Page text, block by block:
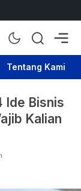
Tentang Kami
Ide Bisnis
Kalian